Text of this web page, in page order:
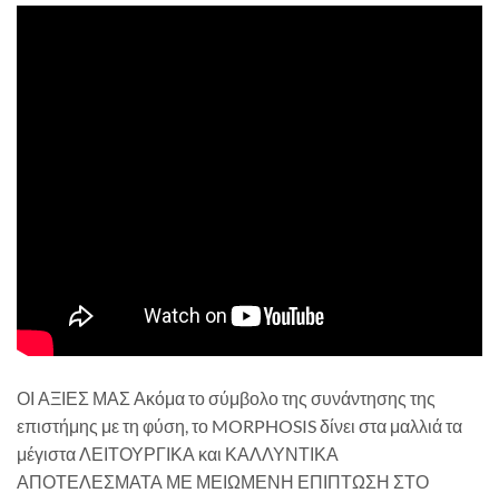
ΟΙ ΑΞΙΕΣ ΜΑΣ Ακόμα το σύμβολο της συνάντησης της
επιστήμης με τη φύση, το MORPHOSIS δίνει στα μαλλιά τα
μέγιστα ΛΕΙΤΟΥΡΓΙΚΑ και ΚΑΛΛΥΝΤΙΚΑ
ΑΠΟΤΕΛΕΣΜΑΤΑ ΜΕ ΜΕΙΩΜΕΝΗ ΕΠΙΠΤΩΣΗ ΣΤΟ